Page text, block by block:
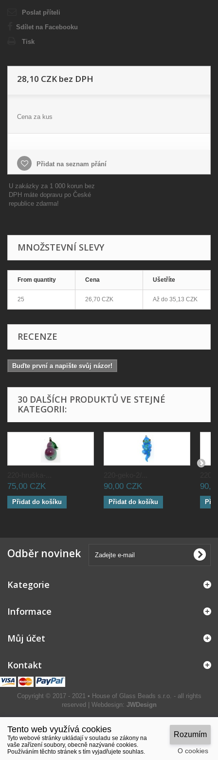
Poslat příteli
Sdílet na Facebooku
Tisk
28,10 CZK bez DPH
Cena za kus
Přidat na seznam přání
U zakázky za 1 000 korun bez
DPH máte dopravu po České
republice zdarma!
MNOŽSTEVNÍ SLEVY
From quantity Cena Ušetříte
25 26,70 CZK Až do 35,13 CZK
RECENZE
Buďte první a napište svůj názor!
30 DALŠÍCH PRODUKTŮ VE STEJNÉ
KATEGORII:
75,00 CZK
Přidat do košíku
90,00 CZK
Přidat do košíku
Odběr novinek
Kategorie
Informace
Můj účet
Kontakt
Copyright © 2017 - 2021 • House of Glass Beads s.r.o. - all rights
reserved | Webdesign: JWDesign
Tento web využívá cookies
Tyto webové stránky ukládají v souladu se zákony na
vaše zařízení soubory, obecně nazývané cookies.
Používáním těchto stránek s tím vyjadřujete souhlas.
Rozumím
O cookies